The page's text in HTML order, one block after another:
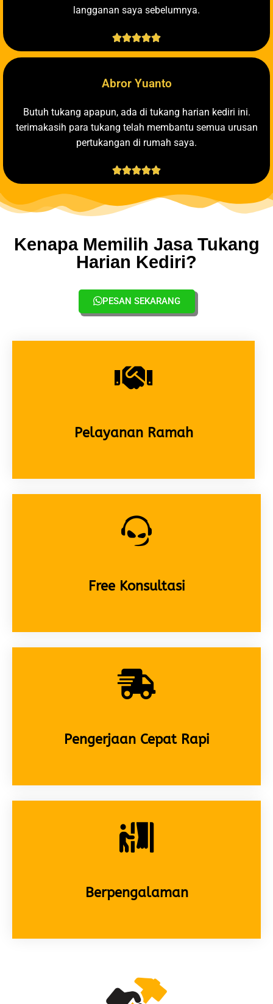
langganan saya sebelumnya.

Abror Yuanto
Butuh tukang apapun, ada di tukang harian kediri ini.
terimakasih para tukang telah membantu semua urusan
pertukangan di rumah saya.

Kenapa Memilih Jasa Tukang
Harian Kediri?
PESAN SEKARANG
Pelayanan Ramah
Free Konsultasi
Pengerjaan Cepat Rapi
Berpengalaman